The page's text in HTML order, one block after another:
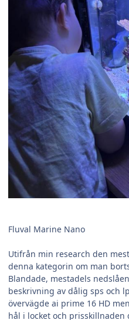
Fluval Marine Nano
Utifrån min research den
denna kategorin om man
Blandade, mestadels
beskrivning av dålig sps och
övervägde ai prime 16 HD
hål i locket och